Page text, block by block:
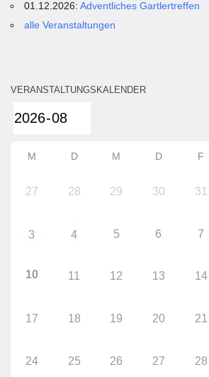
01.12.2026:Adventliches Gartlertreffen
alle Veranstaltungen
VERANSTALTUNGSKALENDER
M D M D F
27 28 29 30 31
3 4 5 6 7
10 11 12 13 14
17 18 19 20 21
24 25 26 27 28